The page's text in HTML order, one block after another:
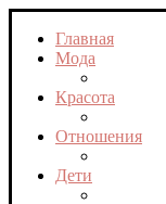
Главная
Мода
Красота
Отношения
Дети